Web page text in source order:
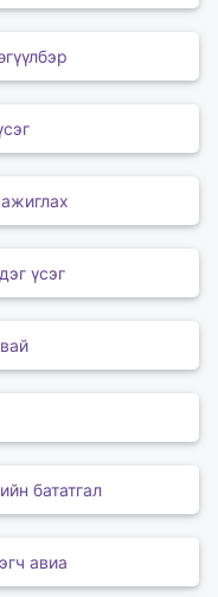
үсэг
бататгал
авиа